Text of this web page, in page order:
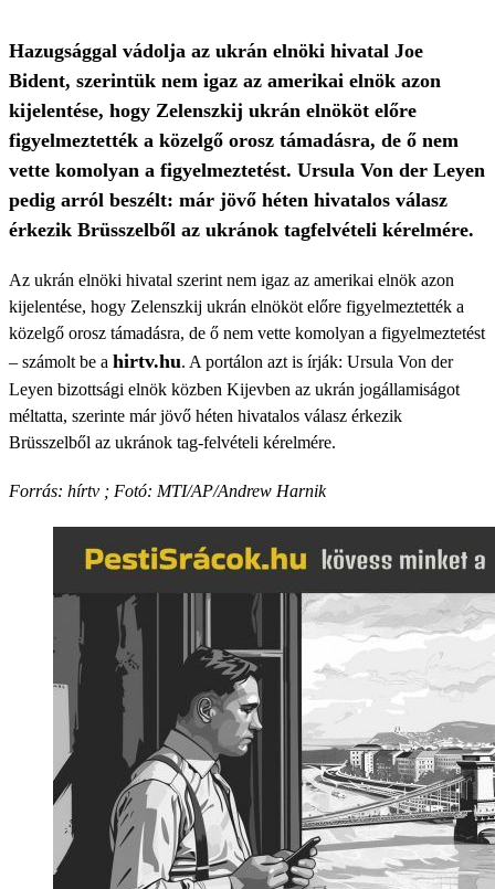
Hazugsággal vádolja az ukrán elnöki hivatal Joe
Bident, szerintük nem igaz az amerikai elnök azon
kijelentése, hogy Zelenszkij ukrán elnököt előre
figyelmeztették a közelgő orosz támadásra, de ő nem
vette komolyan a figyelmeztetést. Ursula Von der Leyen
pedig arról beszélt: már jövő héten hivatalos válasz
érkezik Brüsszelből az ukránok tagfelvételi kérelmére.
Az ukrán elnöki hivatal szerint nem igaz az amerikai elnök azon
kijelentése, hogy Zelenszkij ukrán elnököt előre figyelmeztették a
közelgő orosz támadásra, de ő nem vette komolyan a figyelmeztetést
– számolt be a hirtv.hu. A portálon azt is írják: Ursula Von der
Leyen bizottsági elnök közben Kijevben az ukrán jogállamiságot
méltatta, szerinte már jövő héten hivatalos válasz érkezik
Brüsszelből az ukránok tag-felvételi kérelmére.
Forrás: hírtv ; Fotó: MTI/AP/Andrew Harnik